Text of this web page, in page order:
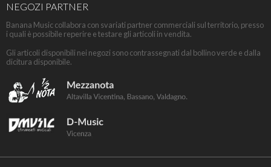
NEGOZI PARTNER
Banana Music collabora con svariati partner commerciali sul territorio, presso
i quali è possibile reperire e testare gli articoli in vendita.
Gli articoli disponibili nei negozi sono contrassegnati dal bollino verde e dalla
dicitura disponibile.